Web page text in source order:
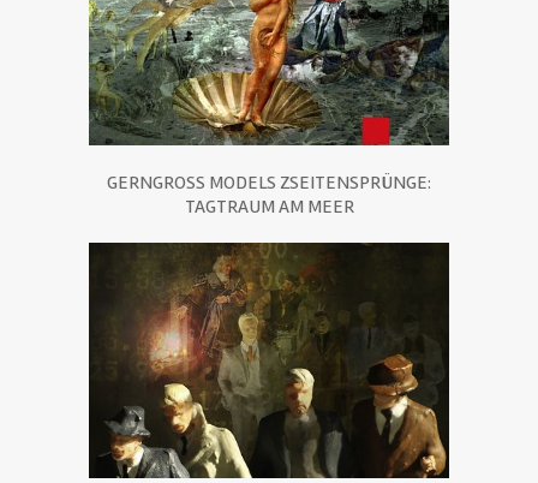
GERNGROSS MODELS ZSEITENSPRÜNGE:
TAGTRAUM AM MEER